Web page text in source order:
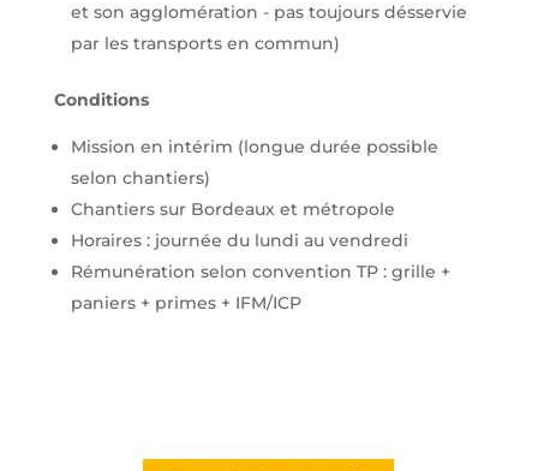
et son agglomération - pas toujours désservie
par les transports en commun)
Conditions
Mission en intérim (longue durée possible
selon chantiers)
Chantiers sur Bordeaux et métropole
Horaires : journée du lundi au vendredi
Rémunération selon convention TP : grille +
paniers + primes + IFM/ICP